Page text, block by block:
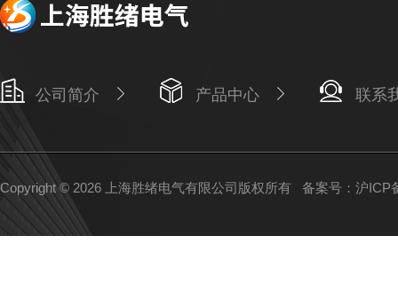
公司简介 产品中心 联系
Copyright © 2026 上海胜绪电气有限公司版权所有 备案号：沪ICP